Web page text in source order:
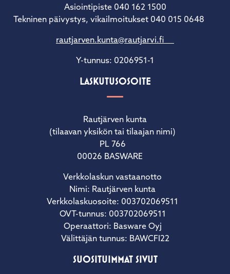
Asiointipiste 040 162 1500
Tekninen päivystys, vikailmoitukset 040 015 0648
rautjarven.kunta@rautjarvi.fi
Y-tunnus: 0206951-1
LASKUTUSOSOITE
Rautjärven kunta
(tilaavan yksikön tai tilaajan nimi)
PL 766
00026 BASWARE
Verkkolaskun vastaanotto
Nimi: Rautjärven kunta
Verkkolaskuosoite: 003702069511
OVT-tunnus: 003702069511
Operaattori: Basware Oyj
Välittäjän tunnus: BAWCFI22
SUOSITUIMMAT SIVUT